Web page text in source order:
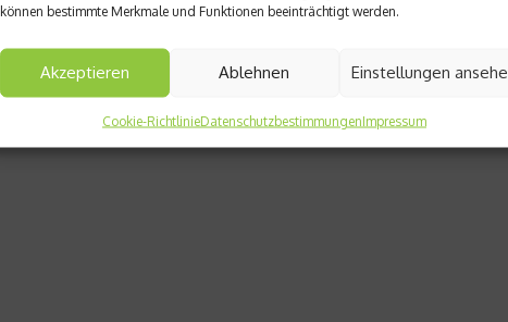
können bestimmte Merkmale und Funktionen beeinträchtigt werden.
Akzeptieren Ablehnen Einstellungen
Cookie-RichtlinieDatenschutzbestimmungenImpressum